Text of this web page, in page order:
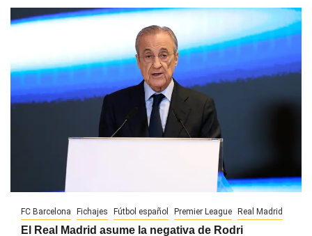
FC Barcelona Fichajes Fútbol español Premier League Real Madrid
El Real Madrid asume la negativa de Rodri